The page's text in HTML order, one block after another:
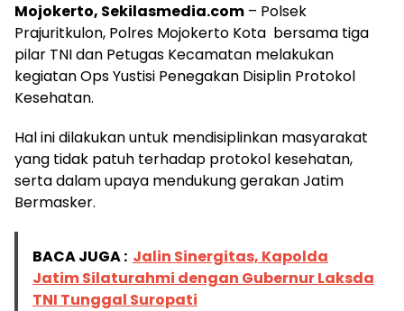
Mojokerto, Sekilasmedia.com – Polsek
Prajuritkulon, Polres Mojokerto Kota bersama tiga
pilar TNI dan Petugas Kecamatan melakukan
kegiatan Ops Yustisi Penegakan Disiplin Protokol
Kesehatan.
Hal ini dilakukan untuk mendisiplinkan masyarakat
yang tidak patuh terhadap protokol kesehatan,
serta dalam upaya mendukung gerakan Jatim
Bermasker.
BACA JUGA : Jalin Sinergitas, Kapolda
Jatim Silaturahmi dengan Gubernur Laksda
TNI Tunggal Suropati